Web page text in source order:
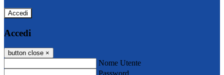
Accedi
Accedi
button close ×
Nome Utente